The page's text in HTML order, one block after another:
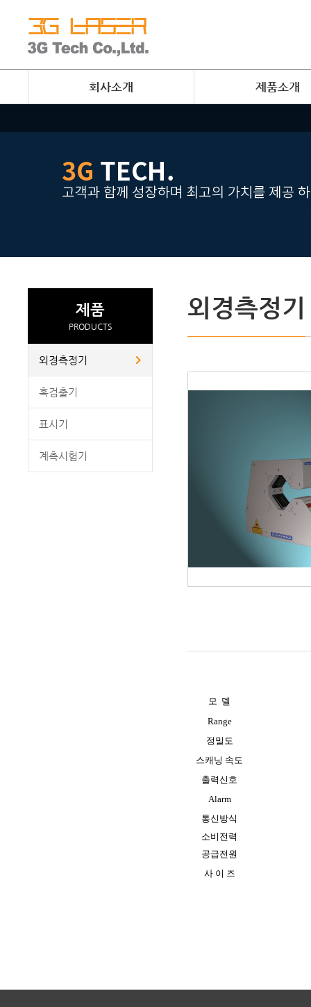
회사소개 제품소개
제품
PRODUCTS
외경측정기
혹검출기
표시기
계측시험기
외경측정기
모 델
Range
정밀도
스캐닝 속도
출력신호
Alarm
통신방식
소비전력
공급전원
사 이 즈